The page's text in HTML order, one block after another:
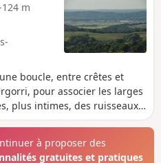
m
boucle, entre crêtes et
pour associer les larges
plus intimes, des ruisseaux
agrémentée des
la Butte de Miremont. Une
à proposer des
gratuites et pratiques